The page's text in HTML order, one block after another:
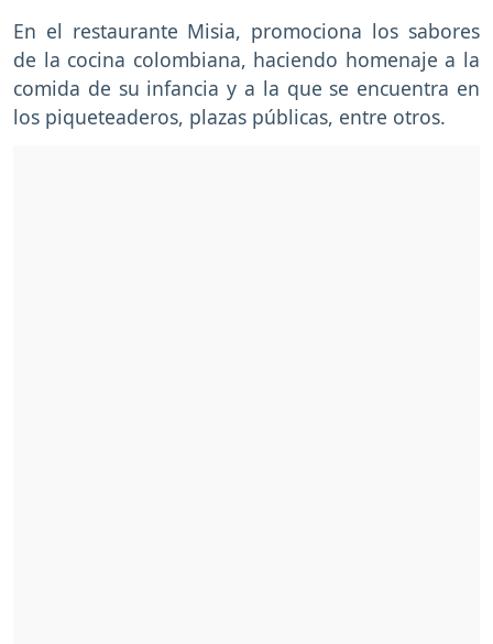
En el restaurante Misia, promociona los sabores
de la cocina colombiana, haciendo homenaje a la
comida de su infancia y a la que se encuentra en
los piqueteaderos, plazas públicas, entre otros.